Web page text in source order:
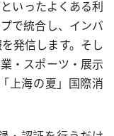
いったよくある利
で統合し、インバ
発信します。そし
・スポーツ・展示
上海の夏」国際消